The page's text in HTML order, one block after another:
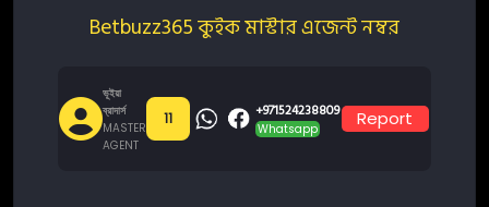
Betbuzz365 কুইক মাস্টার এজেন্ট নম্বর
ভূইয়া
ব্রাদার্স
MASTER
AGENT
11 +971524238809
Whatsapp Report